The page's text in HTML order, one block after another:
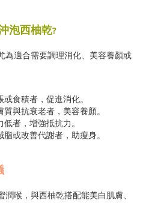
泡西柚乾?
為適合需要調理消化、美容養顏或
食積者，促進消化。
與抗衰老者，美容養顏。
者，增強抵抗力。
或改善代謝者，助瘦身。
喉，與西柚乾搭配能美白肌膚、